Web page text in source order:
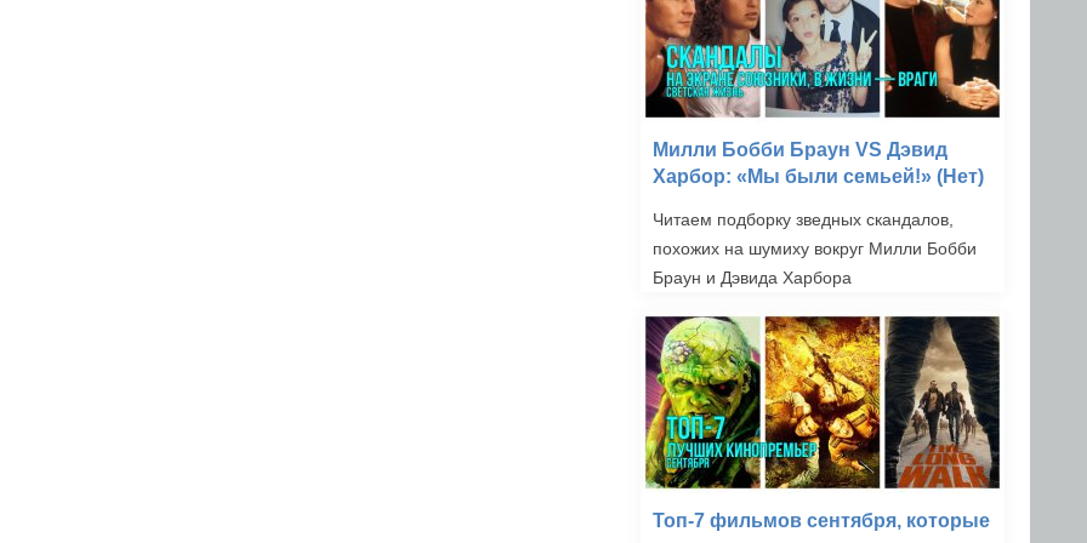
Милли Бобби Браун VS Дэвид
Харбор: «Мы были семьей!» (Нет)
Читаем подборку зведных скандалов,
похожих на шумиху вокруг Милли Бобби
Браун и Дэвида Харбора
Топ-7 фильмов сентября, которые